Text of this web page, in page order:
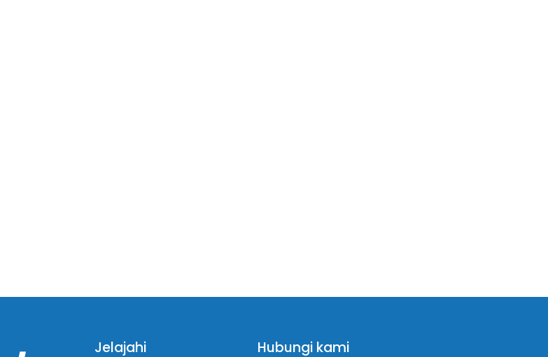
Jelajahi Hubungi kami